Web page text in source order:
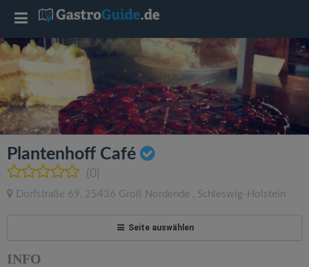
Plantenhoff Café
(0)
Dorfstraße 69, 25436 Groß Nordende , Schleswig-Holstein
Seite auswählen
INFO
T
o
g
g
l
e